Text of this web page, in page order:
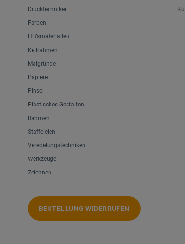
Drucktechniken
Farben
Hilfsmaterialien
Keilrahmen
Malgründe
Papiere
Pinsel
Plastisches Gestalten
Rahmen
Staffeleien
Veredelungstechniken
Werkzeuge
Zeichnen
BESTELLUNG WIDERRUFEN